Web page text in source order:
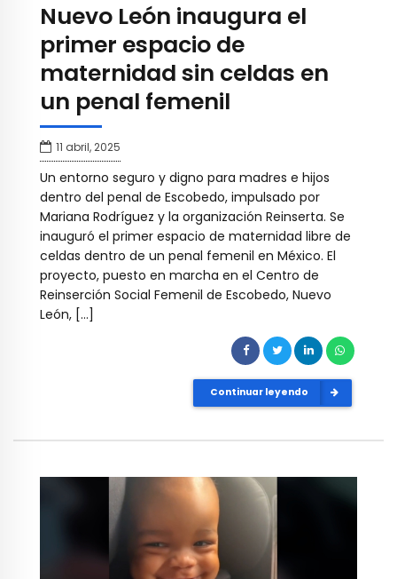
Nuevo León inaugura el
primer espacio de
maternidad sin celdas en
un penal femenil
11 abril, 2025
Un entorno seguro y digno para madres e hijos
dentro del penal de Escobedo, impulsado por
Mariana Rodríguez y la organización Reinserta. Se
inauguró el primer espacio de maternidad libre de
celdas dentro de un penal femenil en México. El
proyecto, puesto en marcha en el Centro de
Reinserción Social Femenil de Escobedo, Nuevo
León, […]
Continuar leyendo